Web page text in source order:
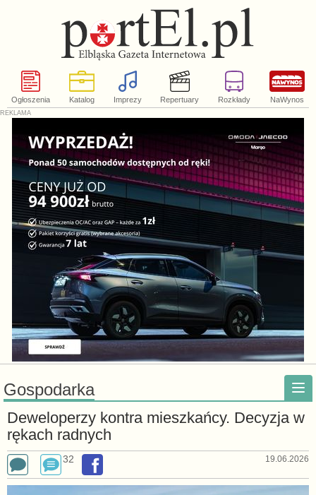
Ogłoszenia Katalog Imprezy Repertuary Rozkłady NaWynos
Gospodarka
Deweloperzy kontra mieszkańcy. Decyzja w
rękach radnych
32 19.06.2026